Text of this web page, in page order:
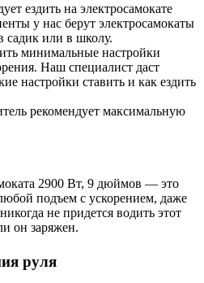
ездить на электросамокате
у нас берут электросамокаты
садик или в школу.
минимальные настройки
Наш специалист даст
настройки ставить и как ездить
рекомендует максимальную
2900 Вт, 9 дюймов — это
подъем с ускорением, даже
не придется водить этот
он заряжен.
руля